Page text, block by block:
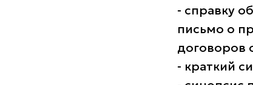
- справку
письмо о
договоров
- краткий